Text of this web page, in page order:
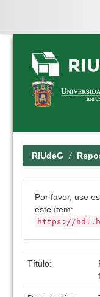
Skip
navigation
RIUdeG
Por favor, use
este ítem:
https://
Título: